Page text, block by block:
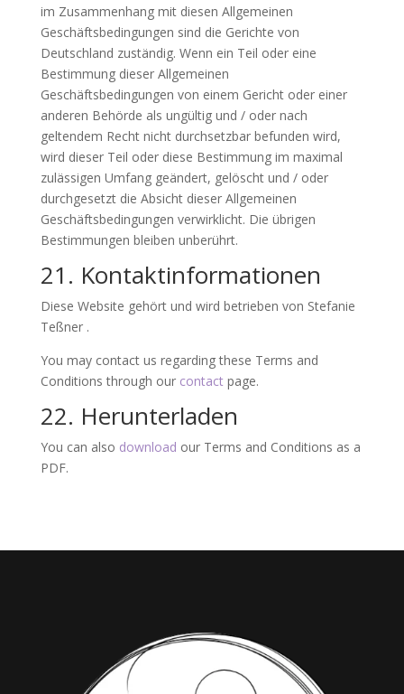
im Zusammenhang mit diesen Allgemeinen
Geschäftsbedingungen sind die Gerichte von
Deutschland zuständig. Wenn ein Teil oder eine
Bestimmung dieser Allgemeinen
Geschäftsbedingungen von einem Gericht oder einer
anderen Behörde als ungültig und / oder nach
geltendem Recht nicht durchsetzbar befunden wird,
wird dieser Teil oder diese Bestimmung im maximal
zulässigen Umfang geändert, gelöscht und / oder
durchgesetzt die Absicht dieser Allgemeinen
Geschäftsbedingungen verwirklicht. Die übrigen
Bestimmungen bleiben unberührt.
21. Kontaktinformationen
Diese Website gehört und wird betrieben von Stefanie
Teßner .
You may contact us regarding these Terms and
Conditions through our contactpage.
22. Herunterladen
You can also download our Terms and Conditions as a
PDF.